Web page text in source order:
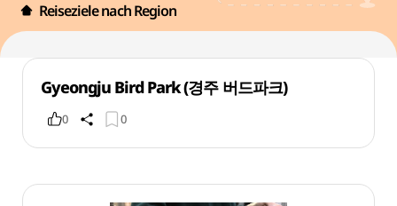
Reiseziele nach Region
Gyeongju Bird Park (경주 버드파크)
0 0